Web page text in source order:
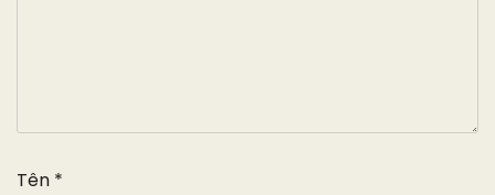
Tên *